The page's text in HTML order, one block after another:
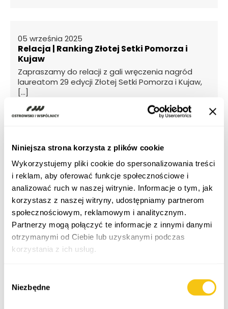
Niniejsza strona korzysta z plików cookie
Wykorzystujemy pliki cookie do spersonalizowania treści
i reklam, aby oferować funkcje społecznościowe i
analizować ruch w naszej witrynie. Informacje o tym, jak
korzystasz z naszej witryny, udostępniamy partnerom
społecznościowym, reklamowym i analitycznym.
Partnerzy mogą połączyć te informacje z innymi danymi
otrzymanymi od Ciebie lub uzyskanymi podczas
korzystania z ich usług.
zgody
Niezbędne
05 września 2025
Relacja | Ranking Złotej Setki Pomorza i
Kujaw
Zapraszamy do relacji z gali wręczenia nagród
laureatom 29 edycji Złotej Setki Pomorza i Kujaw,
[…]
więcej
Letnie praktyki | Podsumowanie praktyk Izy
Za nami kolejne letnie praktyki, a najlepiej opowie o
nich sama uczestniczka – Izabela Kożuch, […]
więcej
27 sierpnia 2025
chroni Twój znak?